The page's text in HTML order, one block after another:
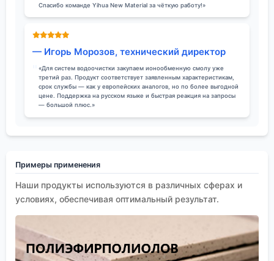
Спасибо команде Yihua New Material за чёткую работу!»
— Игорь Морозов, технический директор
«Для систем водоочистки закупаем ионообменную смолу уже
третий раз. Продукт соответствует заявленным характеристикам,
срок службы — как у европейских аналогов, но по более выгодной
цене. Поддержка на русском языке и быстрая реакция на запросы
— большой плюс.»
Примеры применения
Наши продукты используются в различных сферах и
условиях, обеспечивая оптимальный результат.